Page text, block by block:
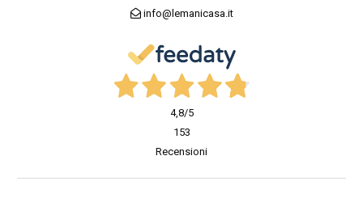
info@lemanicasa.it
4,8/5
153
Recensioni